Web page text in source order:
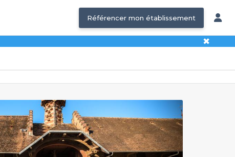
Référencer mon établissement
✖